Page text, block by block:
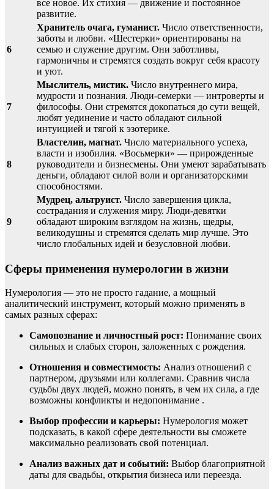
все новое. Их стихия — движение и постоянное
развитие.
6
Хранитель очага, гуманист. Число ответственности,
заботы и любви. «Шестерки» ориентированы на
семью и служение другим. Они заботливы,
гармоничны и стремятся создать вокруг себя красоту
и уют.
7
Мыслитель, мистик. Число внутреннего мира,
мудрости и познания. Люди-семерки — интроверты и
философы. Они стремятся докопаться до сути вещей,
любят уединение и часто обладают сильной
интуицией и тягой к эзотерике.
8
Властелин, магнат. Число материального успеха,
власти и изобилия. «Восьмерки» — прирожденные
руководители и бизнесмены. Они умеют зарабатывать
деньги, обладают силой воли и организаторскими
способностями.
9
Мудрец, альтруист. Число завершения цикла,
сострадания и служения миру. Люди-девятки
обладают широким взглядом на жизнь, щедры,
великодушны и стремятся сделать мир лучше. Это
число глобальных идей и безусловной любви.
Сферы применения нумерологии в жизни
Нумерология — это не просто гадание, а мощный
аналитический инструмент, который можно применять в
самых разных сферах:
Самопознание и личностный рост: Понимание своих
сильных и слабых сторон, заложенных с рождения.
Отношения и совместимость: Анализ отношений с
партнером, друзьями или коллегами. Сравнив числа
судьбы двух людей, можно понять, в чем их сила, а где
возможны конфликты и недопонимание .
Выбор профессии и карьеры: Нумерология может
подсказать, в какой сфере деятельности вы сможете
максимально реализовать свой потенциал.
Анализ важных дат и событий: Выбор благоприятной
даты для свадьбы, открытия бизнеса или переезда.